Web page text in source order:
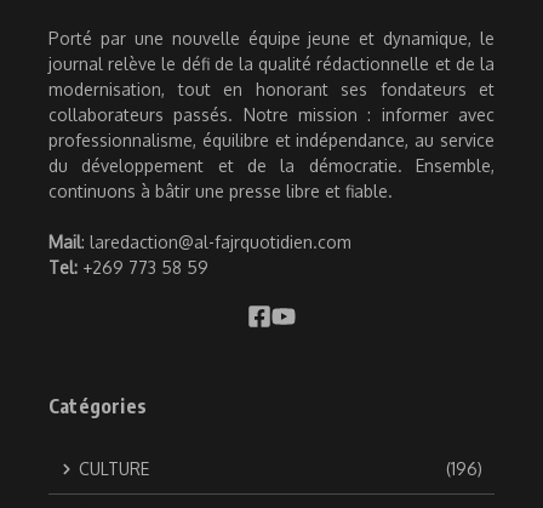
Porté par une nouvelle équipe jeune et dynamique, le
journal relève le défi de la qualité rédactionnelle et de la
modernisation, tout en honorant ses fondateurs et
collaborateurs passés. Notre mission : informer avec
professionnalisme, équilibre et indépendance, au service
du développement et de la démocratie. Ensemble,
continuons à bâtir une presse libre et fiable.
Mail: laredaction@al-fajrquotidien.com
Tel: +269 773 58 59
Catégories
CULTURE (196)